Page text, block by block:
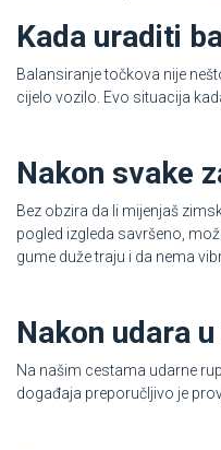
Kada uraditi
Balansiranje točkova nije
cijelo vozilo. Evo situacija
Nakon svake
Bez obzira da li mijenjaš
pogled izgleda savršeno,
gume duže traju i da nema
Nakon udara
Na našim cestama udarne
događaja preporučljivo je